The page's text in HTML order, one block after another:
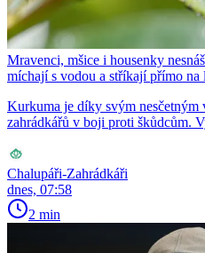
Mravenci, mšice i housenky
míchají s vodou a stříkají přímo na
Kurkuma je díky svým nesčetným
zahrádkářů v boji proti škůdcům.
Chalupáři-Zahrádkáři
dnes, 07:58
2 min